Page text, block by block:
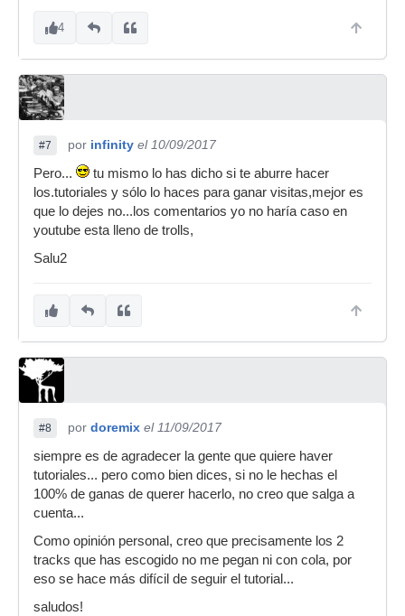
4
#7 por infinity el 10/09/2017
Pero...
tu mismo lo has dicho si te aburre hacer
los.tutoriales y sólo lo haces para ganar visitas,mejor es
que lo dejes no...los comentarios yo no haría caso en
youtube esta lleno de trolls,
Salu2
#8 por doremix el 11/09/2017
siempre es de agradecer la gente que quiere haver
tutoriales... pero como bien dices, si no le hechas el
100% de ganas de querer hacerlo, no creo que salga a
cuenta...
Como opinión personal, creo que precisamente los 2
tracks que has escogido no me pegan ni con cola, por
eso se hace más difícil de seguir el tutorial...
saludos!